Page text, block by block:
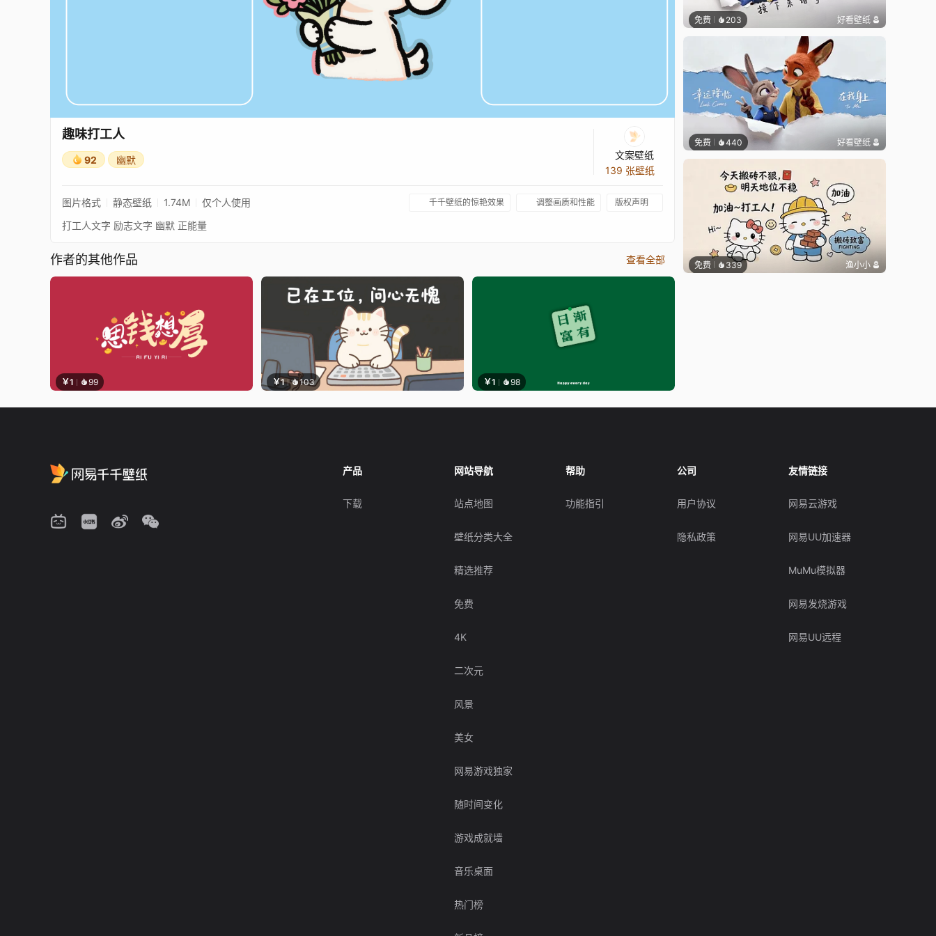
趣味打工人
92 幽默
文案壁纸
139 张壁纸
图片格式 静态壁纸 1.74M 仅个人使用 千千壁纸的惊艳效果 调整画质和性能 版权声明
打工人文字 励志文字 幽默 正能量
作者的其他作品 查看全部
￥1 99 ￥1 103 ￥1 98
免费 203 好看壁纸
免费 440 好看壁纸
免费 339 渔小小
产品
下载
网站导航
站点地图
壁纸分类大全
精选推荐
免费
4K
二次元
风景
美女
网易游戏独家
随时间变化
游戏成就墙
音乐桌面
热门榜
帮助
功能指引
公司
用户协议
隐私政策
友情链接
网易云游戏
网易UU加速器
MuMu模拟器
网易发烧游戏
网易UU远程